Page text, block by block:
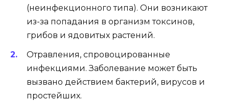
(неинфекционного типа). Они возникают
из-за попадания в организм токсинов,
грибов и ядовитых растений.
Отравления, спровоцированные
инфекциями. Заболевание может быть
вызвано действием бактерий, вирусов и
простейших.